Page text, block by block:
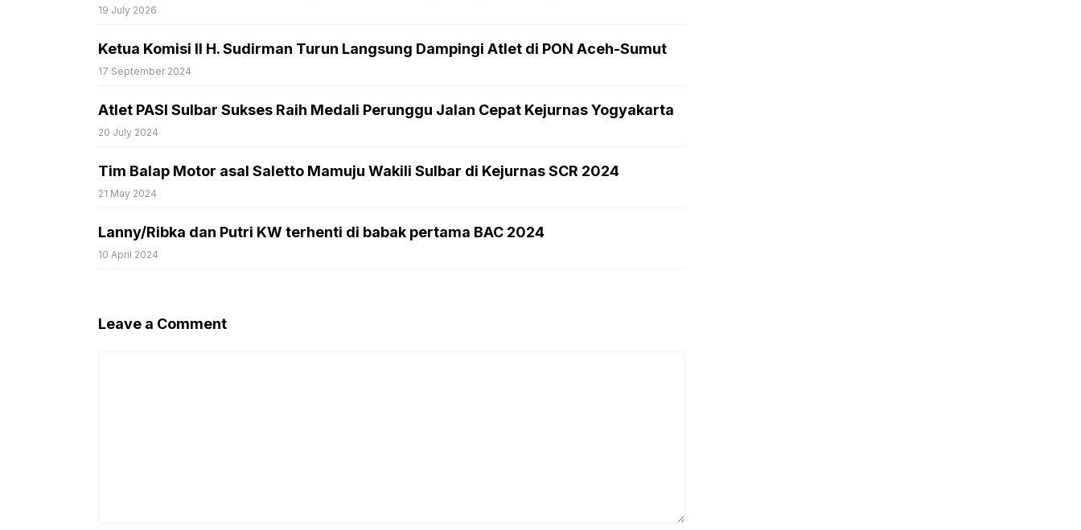
19 July 2026
Ketua Komisi II H. Sudirman Turun Langsung Dampingi Atlet di PON Aceh-Sumut
17 September 2024
Atlet PASI Sulbar Sukses Raih Medali Perunggu Jalan Cepat Kejurnas Yogyakarta
20 July 2024
Tim Balap Motor asal Saletto Mamuju Wakili Sulbar di Kejurnas SCR 2024
21 May 2024
Lanny/Ribka dan Putri KW terhenti di babak pertama BAC 2024
10 April 2024
Leave a Comment